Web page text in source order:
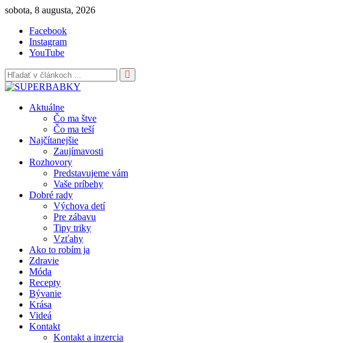
Skip
content
sobota, 8 augusta, 2026
Facebook
Instagram
YouTube
Aktuálne
Čo ma štve
Čo ma teší
Najčítanejšie
Zaujímavosti
Rozhovory
Predstavujeme vám
Vaše príbehy
Dobré rady
Výchova detí
Pre zábavu
Tipy triky
Vzťahy
Ako to robím ja
Zdravie
Móda
Recepty
Bývanie
Krása
Videá
Kontakt
Kontakt a inzercia